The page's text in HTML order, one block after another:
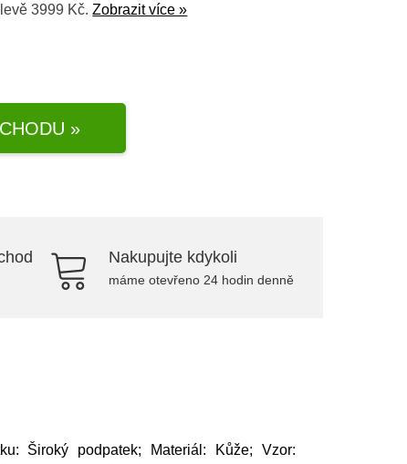
3999 Kč.Zobrazit více »
»
Nakupujte kdykoli
máme otevřeno 24 hodin denně
Široký podpatek; Materiál: Kůže; Vzor: